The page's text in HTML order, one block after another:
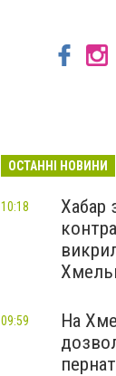
ОСТАННІ НОВИНИ
Хабар
10:18
На
09:59